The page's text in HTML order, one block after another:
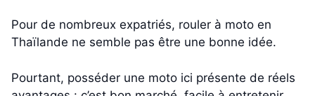
Pour de nombreux expatriés, rouler à moto en
Thaïlande ne semble pas être une bonne idée.
Pourtant, posséder une moto ici présente de réels